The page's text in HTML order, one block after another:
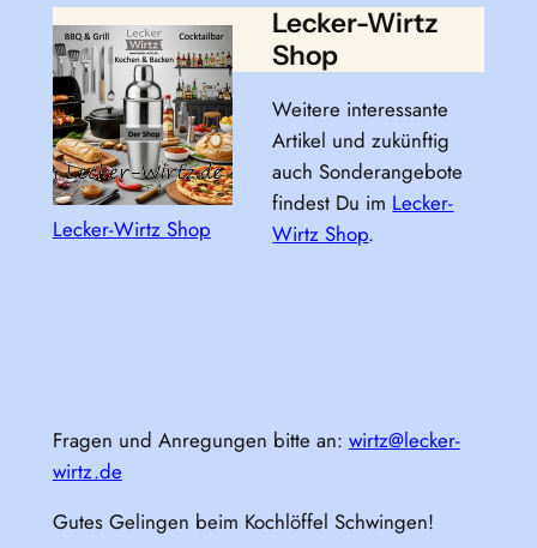
Lecker-Wirtz Shop
Lecker-Wirtz
Shop
Weitere interessante
Artikel und zukünftig
auch Sonderangebote
findest Du im Lecker-
Wirtz Shop.
Fragen und Anregungen bitte an: wirtz@lecker-
wirtz.de
Gutes Gelingen beim Kochlöffel Schwingen!